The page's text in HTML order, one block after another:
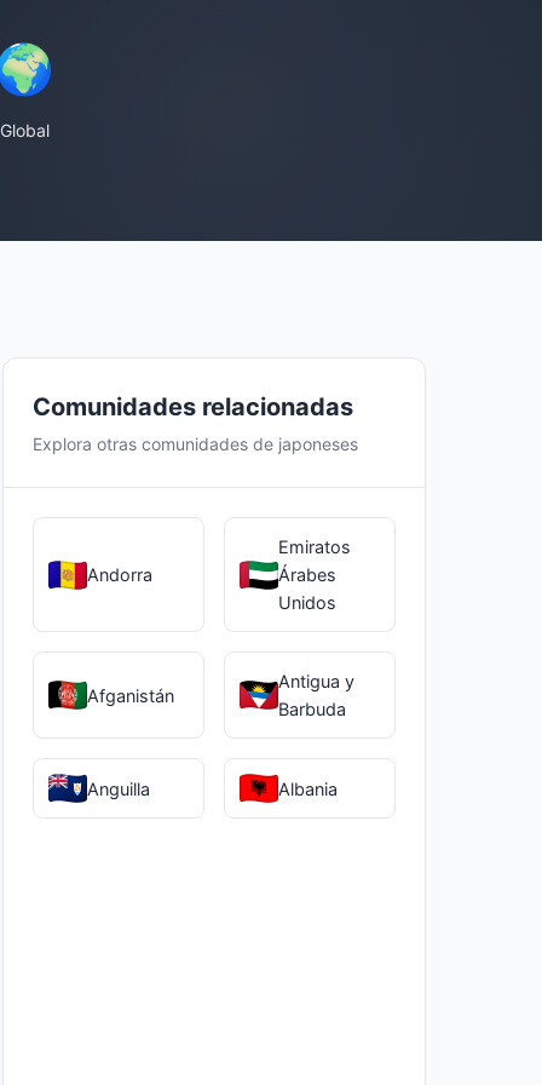
Global
Comunidades relacionadas
Explora otras comunidades de japoneses
Andorra
Emiratos
Árabes
Unidos
Afganistán
Antigua y
Barbuda
Anguilla Albania